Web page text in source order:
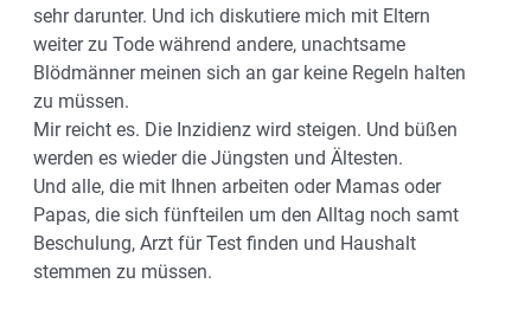
sehr darunter. Und ich diskutiere mich mit Eltern
weiter zu Tode während andere, unachtsame
Blödmänner meinen sich an gar keine Regeln halten
zu müssen.
Mir reicht es. Die Inzidienz wird steigen. Und büßen
werden es wieder die Jüngsten und Ältesten.
Und alle, die mit Ihnen arbeiten oder Mamas oder
Papas, die sich fünfteilen um den Alltag noch samt
Beschulung, Arzt für Test finden und Haushalt
stemmen zu müssen.